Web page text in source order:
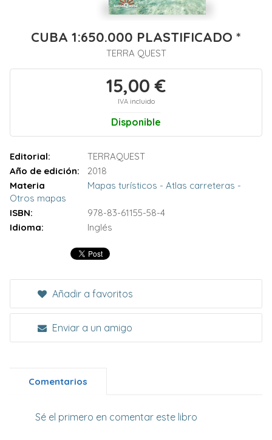
CUBA 1:650.000 PLASTIFICADO *
TERRA QUEST
15,00 €
IVA incluido
Disponible
Editorial:
TERRAQUEST
Año de edición:
2018
Materia
Mapas turísticos - Atlas carreteras -
Otros mapas
ISBN:
978-83-61155-58-4
Idioma:
Inglés
Añadir a favoritos
Enviar a un amigo
Comentarios
Sé el primero en comentar este libro